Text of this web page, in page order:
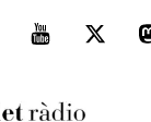
You
Twitter